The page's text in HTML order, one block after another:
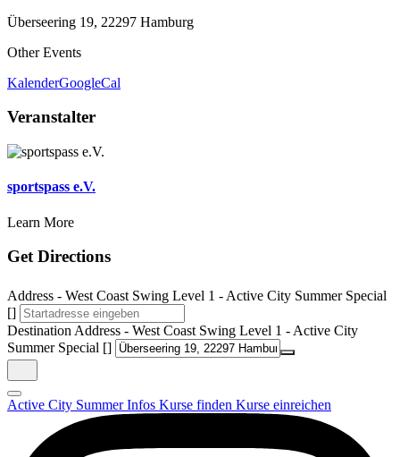
Überseering 19, 22297 Hamburg
Other Events
KalenderGoogleCal
Veranstalter
sportspass e.V.
Learn More
Get Directions
Address - West Coast Swing Level 1 - Active City Summer Special
[]
Destination Address - West Coast Swing Level 1 - Active City
Summer Special []
Active City SummerInfos Kurse finden Kurse einreichen